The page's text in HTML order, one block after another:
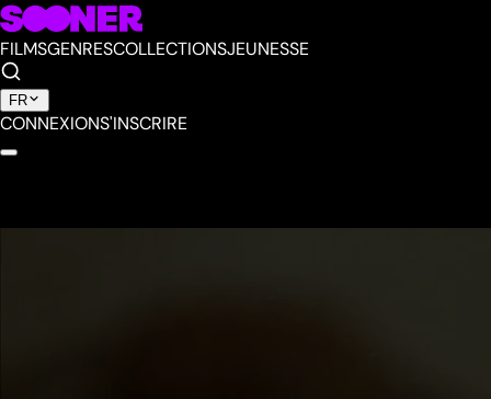
FILMSGENRESCOLLECTIONSJEUNESSE
FR
CONNEXIONS'INSCRIRE